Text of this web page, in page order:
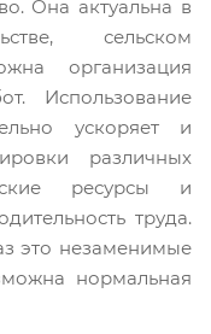
Она актуальна в
сельском
организация
Использование
ускоряет и
различных
ресурсы и
труда.
это незаменимые
нормальная